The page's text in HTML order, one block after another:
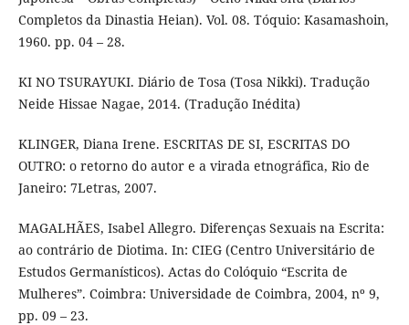
Completos da Dinastia Heian). Vol. 08. Tóquio: Kasamashoin,
1960. pp. 04 – 28.
KI NO TSURAYUKI. Diário de Tosa (Tosa Nikki). Tradução
Neide Hissae Nagae, 2014. (Tradução Inédita)
KLINGER, Diana Irene. ESCRITAS DE SI, ESCRITAS DO
OUTRO: o retorno do autor e a virada etnográfica, Rio de
Janeiro: 7Letras, 2007.
MAGALHÃES, Isabel Allegro. Diferenças Sexuais na Escrita:
ao contrário de Diotima. In: CIEG (Centro Universitário de
Estudos Germanísticos). Actas do Colóquio “Escrita de
Mulheres”. Coimbra: Universidade de Coimbra, 2004, nº 9,
pp. 09 – 23.